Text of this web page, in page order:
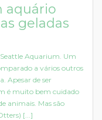
aquário
geladas
Aquarium. Um
a vários outros
Apesar de ser
é muito bem cuidado
animais. Mas são
[...]